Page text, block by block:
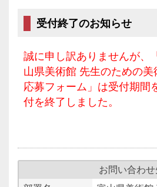
受付終了のお知らせ
誠に申し訳ありませんが、
山県美術館 先生のための
応募フォーム」は受付期間
付を終了しました。
お問い合わせ